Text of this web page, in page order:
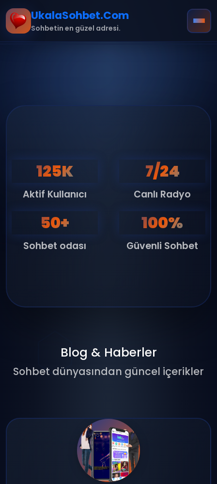
UkalaSohbet.Com
Sohbetin en güzel adresi.
mobil
panel giriş
125K
Aktif Kullanıcı
7/24
Canlı Radyo
50+
Sohbet odası
100%
Güvenli Sohbet
Blog & Haberler
Sohbet dünyasından güncel içerikler